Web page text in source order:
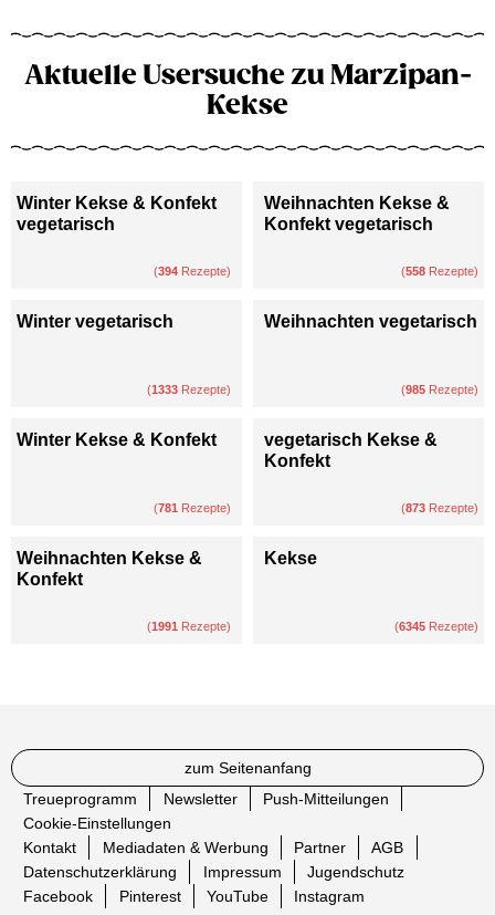
Aktuelle Usersuche zu Marzipan-
Kekse
Winter Kekse & Konfekt
vegetarisch
(394 Rezepte)
Weihnachten Kekse &
Konfekt vegetarisch
(558 Rezepte)
Winter vegetarisch
(1333 Rezepte)
Weihnachten vegetarisch
(985 Rezepte)
Winter Kekse & Konfekt
(781 Rezepte)
vegetarisch Kekse &
Konfekt
(873 Rezepte)
Weihnachten Kekse &
Konfekt
(1991 Rezepte)
Kekse
(6345 Rezepte)
zum Seitenanfang
Treueprogramm
Newsletter
Push-Mitteilungen
Cookie-Einstellungen
Kontakt
Mediadaten & Werbung Partner
AGB
Datenschutzerklärung
Impressum
Jugendschutz
Facebook
Pinterest YouTube Instagram